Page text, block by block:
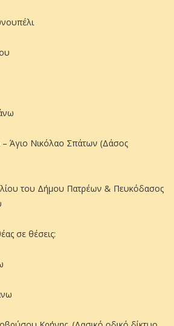
– Άγιο Νικόλαο Σπάτων (Δάσος
του Δήμου Πατρέων & Πευκόδασος
σε θέσεις: